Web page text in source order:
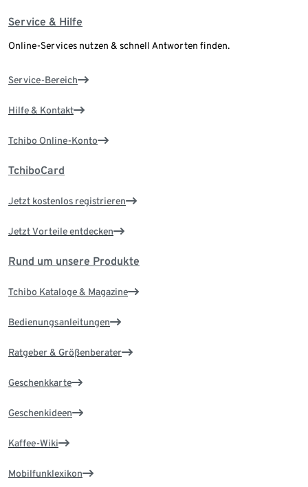
Service & Hilfe
Online-Services nutzen & schnell Antworten finden.
Service-Bereich
Hilfe & Kontakt
Tchibo Online-Konto
TchiboCard
Jetzt kostenlos registrieren
Jetzt Vorteile entdecken
Rund um unsere Produkte
Tchibo Kataloge & Magazine
Bedienungsanleitungen
Ratgeber & Größenberater
Geschenkkarte
Geschenkideen
Kaffee-Wiki
Mobilfunklexikon